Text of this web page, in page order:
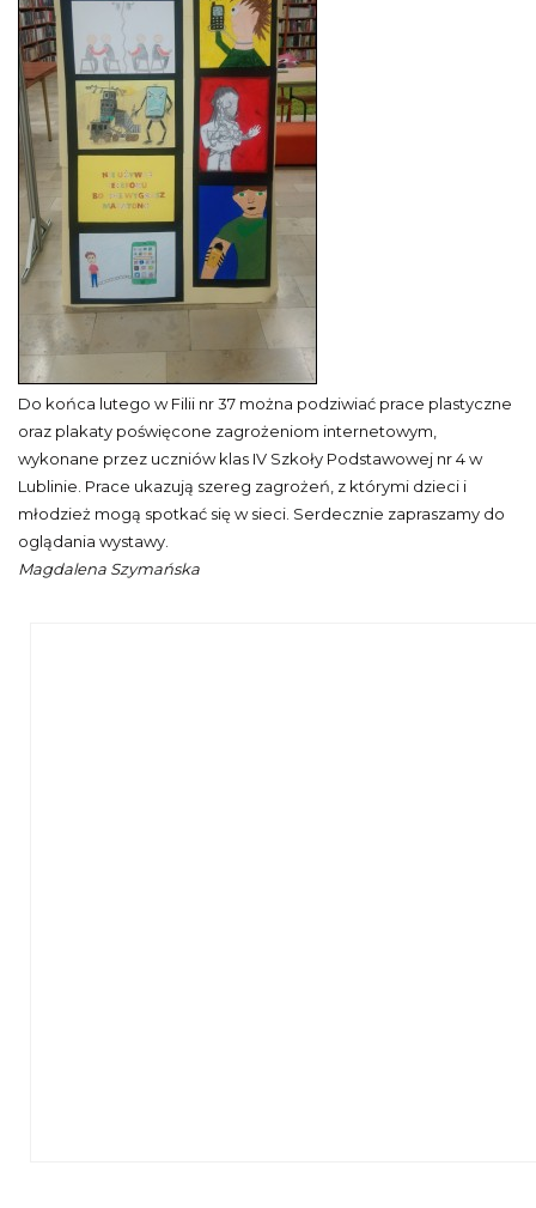
Do końca lutego w Filii nr 37 można podziwiać prace plastyczne
oraz plakaty poświęcone zagrożeniom internetowym,
wykonane przez uczniów klas IV Szkoły Podstawowej nr 4 w
Lublinie. Prace ukazują szereg zagrożeń, z którymi dzieci i
młodzież mogą spotkać się w sieci. Serdecznie zapraszamy do
oglądania wystawy.
Magdalena Szymańska